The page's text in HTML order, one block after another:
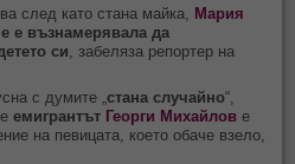
след като стана майка,
Мария
е възнамерявала да
си , забеляза репортер на
с думите „стана случайно“,
емигрантът Георги Михайлов е
на певицата, което обаче взело,